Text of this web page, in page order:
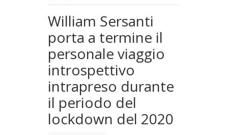
William Sersanti
porta a termine il
personale viaggio
introspettivo
intrapreso durante
il periodo del
lockdown del 2020